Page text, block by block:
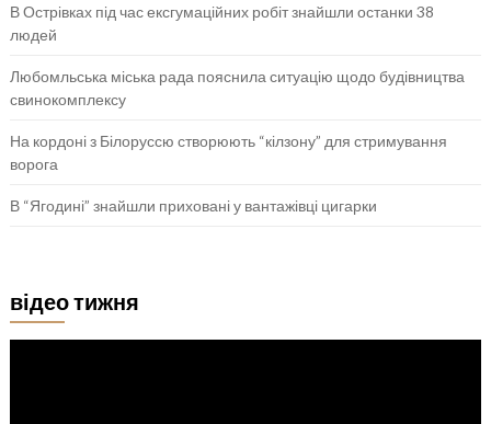
В Острівках під час ексгумаційних робіт знайшли останки 38
людей
Любомльська міська рада пояснила ситуацію щодо будівництва
свинокомплексу
На кордоні з Білоруссю створюють “кілзону” для стримування
ворога
В “Ягодині” знайшли приховані у вантажівці цигарки
відео тижня